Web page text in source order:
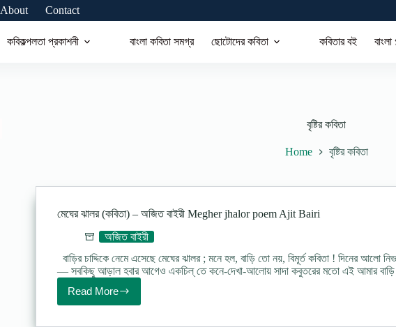
About Contact
কবিকল্পলতা প্রকাশনী বাংলা কবিতা সমগ্র ছোটোদের কবিতা কবিতার বই
বৃষ্টির কবিতা
Home বৃষ্টির কবিতা
মেঘের ঝালর (কবিতা) – অজিত বাইরী Megher jhalor poem Ajit Bairi
অজিত বাইরী
বাড়ির চাদ্দিকে নেমে এসেছে মেঘের ঝালর ; মনে হল, বাড়ি তো নয়, বিমূর্ত কবিতা ! দিনের আলো
— সবকিছু আড়াল হবার আগেও একচিল্ তে কনে-দেখা-আলোয় সাদা কবুতরের মতো এই আমার
Read More
মেঘের
ঝালর